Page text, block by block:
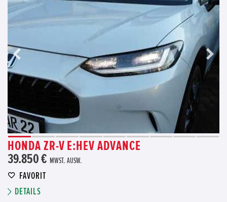
HONDA ZR-V E:HEV ADVANCE
39.850 € MWST. AUSW.
FAVORIT
DETAILS